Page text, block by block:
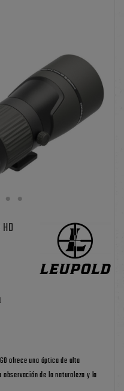
ofrece una óptica de alta
de la naturaleza y la